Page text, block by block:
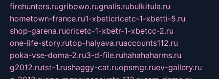
firehunters.rugribowo.rugnalis.rubulkitula.ru
hometown-france.ru1-xbeticricetc-1-xbetti-5.ru
shop-garena.rucricetc-1-xbetr-1-xbetcc-2.ru
one-life-story.rutop-halyava.ruaccounts112.ru
poka-vse-doma-2.ru3-d-file.ruhahahaharms.ru
g2012.rutst-1.rushaggy-cat.ruopsmgr.ruev-gallery.ru